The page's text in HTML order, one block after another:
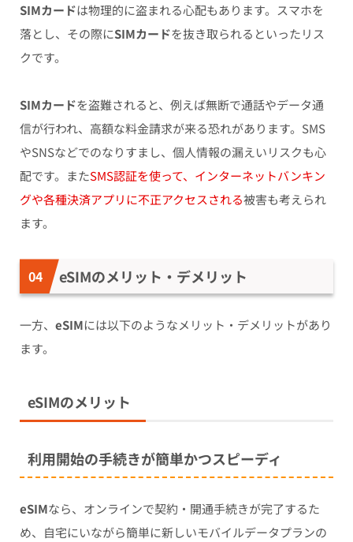
SIMカードは物理的に盗まれる心配もあります。スマホを
落とし、その際にSIMカードを抜き取られるといったリス
クです。
SIMカードを盗難されると、例えば無断で通話やデータ通
信が行われ、高額な料金請求が来る恐れがあります。SMS
やSNSなどでのなりすまし、個人情報の漏えいリスクも心
配です。またSMS認証を使って、インターネットバンキン
グや各種決済アプリに不正アクセスされる被害も考えられ
ます。
eSIMのメリット・デメリット
一方、 eSIMには以下のようなメリット・デメリットがあり
ます。
eSIMのメリット
利用開始の手続きが簡単かつスピーディ
eSIMなら、オンラインで契約・開通手続きが完了するた
め、自宅にいながら簡単に新しいモバイルデータプランの